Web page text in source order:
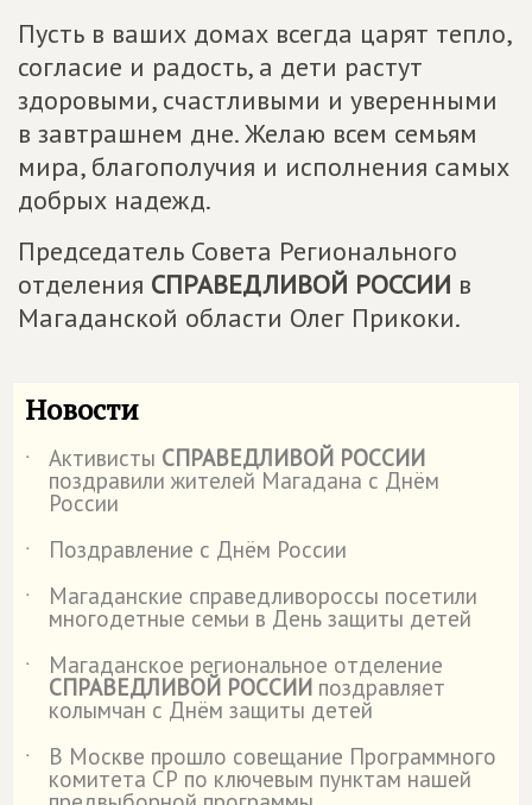
Пусть в ваших домах всегда царят тепло,
согласие и радость, а дети растут
здоровыми, счастливыми и уверенными
в завтрашнем дне. Желаю всем семьям
мира, благополучия и исполнения самых
добрых надежд.
Председатель Совета Регионального
отделения СПРАВЕДЛИВОЙ РОССИИ в
Магаданской области Олег Прикоки.
Новости
˙ Активисты СПРАВЕДЛИВОЙ РОССИИ
поздравили жителей Магадана с Днём
России
˙
Поздравление с Днём России
˙
Магаданские справедливороссы посетили
многодетные семьи в День защиты детей
˙
Магаданское региональное отделение
СПРАВЕДЛИВОЙ РОССИИ поздравляет
колымчан с Днём защиты детей
˙
В Москве прошло совещание Программного
комитета СР по ключевым пунктам нашей